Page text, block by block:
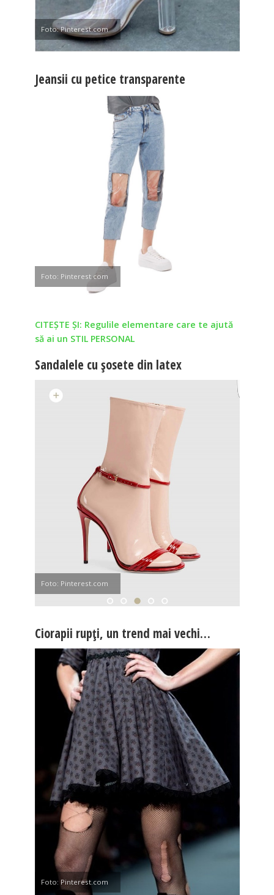
Foto: Pinterest.com
Jeansii cu petice transparente
Foto: Pinterest.com
CITEȘTE ȘI: Regulile elementare care te ajută
să ai un STIL PERSONAL
Sandalele cu şosete din latex
Foto: Pinterest.com
Ciorapii rupți, un trend mai vechi…
Foto: Pinterest.com